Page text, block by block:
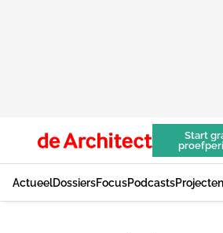
Start
ActueelDossiersFocusPodcastsProjecten